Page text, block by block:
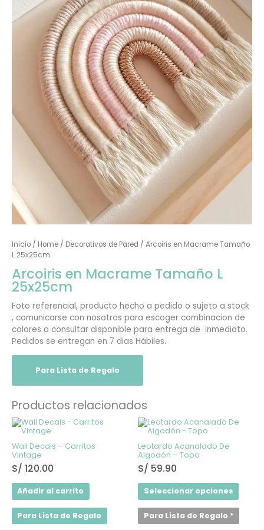
Inicio/ Home/ Decorativos de Pared / Arcoiris en Macrame Tamaño
L 25x25cm
Arcoiris en Macrame Tamaño L
25x25cm
Foto referencial, producto hecho a pedido o sujeto a stock
, comunicarse con nosotros para escoger combinacion de
colores o consultar disponible para entrega de inmediato.
Pedidos se entregan en 7 dias Hábiles.
Para Lista de Regalo
Productos relacionados
Wall Decals – Carritos
Vintage
S/ 120.00
Añadir al carrito
Para Lista de Regalo
Leotardo Acanalado De
Algodón – Topo
S/ 59.90
Seleccionar opciones
Este
se
elegir
en
Para Lista de Regalo *